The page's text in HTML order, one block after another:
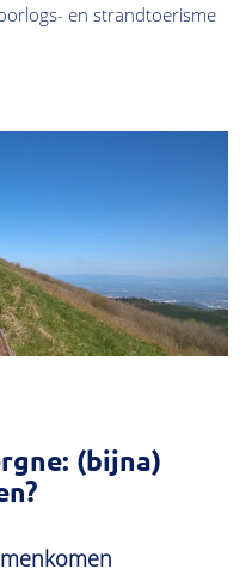
en strandtoerisme
(bijna)